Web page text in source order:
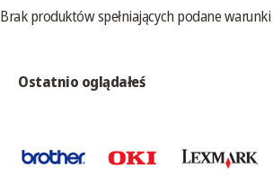
Brak produktów spełniających podane warunki
Ostatnio oglądałeś